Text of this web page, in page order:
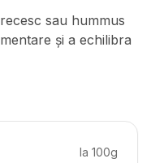
sau hummus
și a echilibra
la 100g